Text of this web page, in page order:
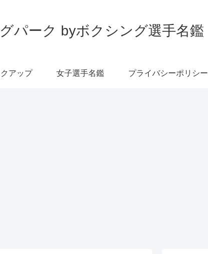
パーク byボクシング選手名鑑
アップ 女子選手名鑑 プライバシーポリシー